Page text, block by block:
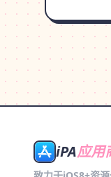
iPA应用